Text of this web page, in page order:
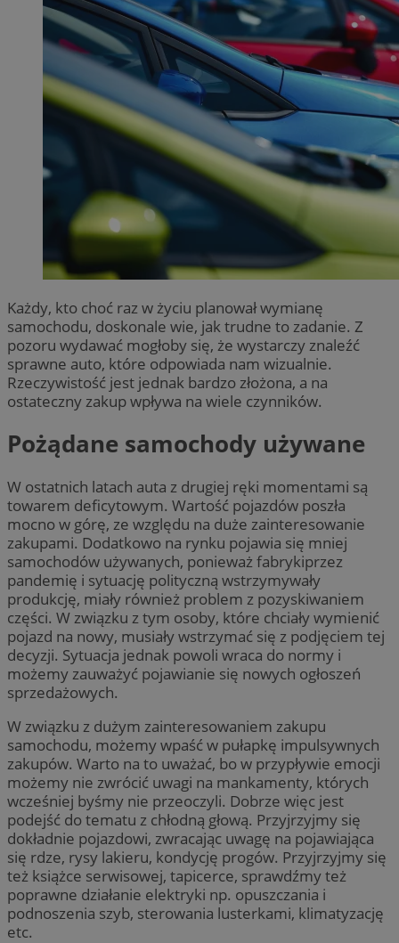
Każdy, kto choć raz w życiu planował wymianę
samochodu, doskonale wie, jak trudne to zadanie. Z
pozoru wydawać mogłoby się, że wystarczy znaleźć
sprawne auto, które odpowiada nam wizualnie.
Rzeczywistość jest jednak bardzo złożona, a na
ostateczny zakup wpływa na wiele czynników.
Pożądane samochody używane
W ostatnich latach auta z drugiej ręki momentami są
towarem deficytowym. Wartość pojazdów poszła
mocno w górę, ze względu na duże zainteresowanie
zakupami. Dodatkowo na rynku pojawia się mniej
samochodów używanych, ponieważ fabrykiprzez
pandemię i sytuację polityczną wstrzymywały
produkcję, miały również problem z pozyskiwaniem
części. W związku z tym osoby, które chciały wymienić
pojazd na nowy, musiały wstrzymać się z podjęciem tej
decyzji. Sytuacja jednak powoli wraca do normy i
możemy zauważyć pojawianie się nowych ogłoszeń
sprzedażowych.
W związku z dużym zainteresowaniem zakupu
samochodu, możemy wpaść w pułapkę impulsywnych
zakupów. Warto na to uważać, bo w przypływie emocji
możemy nie zwrócić uwagi na mankamenty, których
wcześniej byśmy nie przeoczyli. Dobrze więc jest
podejść do tematu z chłodną głową. Przyjrzyjmy się
dokładnie pojazdowi, zwracając uwagę na pojawiająca
się rdze, rysy lakieru, kondycję progów. Przyjrzyjmy się
też książce serwisowej, tapicerce, sprawdźmy też
poprawne działanie elektryki np. opuszczania i
podnoszenia szyb, sterowania lusterkami, klimatyzację
etc.